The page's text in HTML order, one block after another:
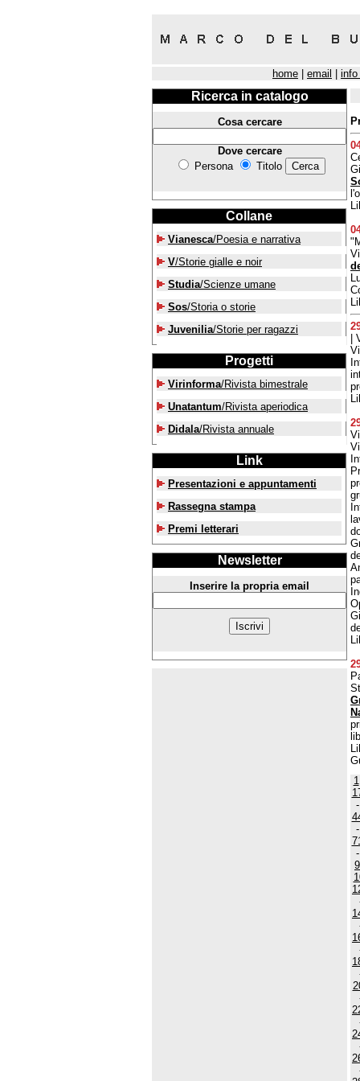
home email info
Ricerca in catalogo
Cosa cercare
Dove cercare
Persona
Titolo
Collane
Vianesca/Poesia e narrativa
V/Storie gialle e noir
Studia/Scienze umane
Sos/Storia o storie
Juvenilia/Storie per ragazzi
Progetti
Virinforma/Rivista bimestrale
Unatantum/Rivista aperiodica
Didala/Rivista annuale
Link
Presentazioni e appuntamenti
Rassegna stampa
Premi letterari
Newsletter
Inserire la propria email
1